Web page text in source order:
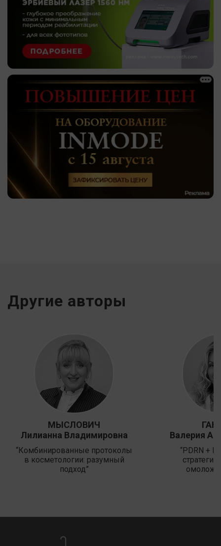
Другие авторы
МЫСЛОВИЧ
Лилианна Владимировна
“Комбинированные протоколы
в косметологии: разумный
подход”
Валерия
“PDRN +